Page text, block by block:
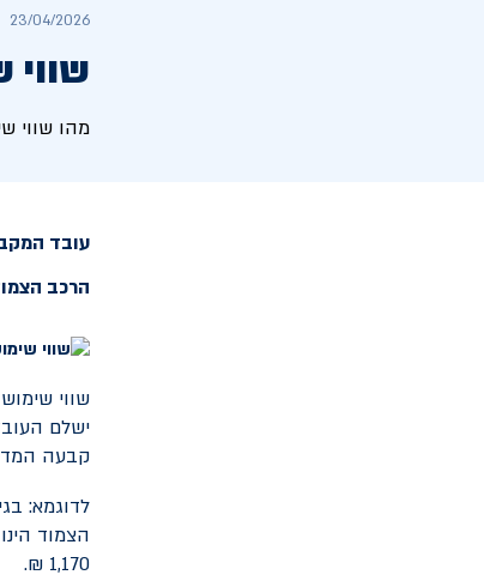
23/04/2026
מהו שווי
הרכב הצמוד
שווי
קבעה
1,170 ₪.